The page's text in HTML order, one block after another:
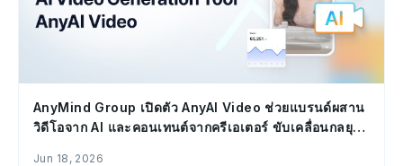
AnyMind Group เปิดตัว AnyAI Video ช่วยแบรนด์ผสาน
วิดีโอจาก AI และคอนเทนต์จากครีเอเตอร์ ขับเคลื่อนกลยุทธ์
Jun 18, 2026